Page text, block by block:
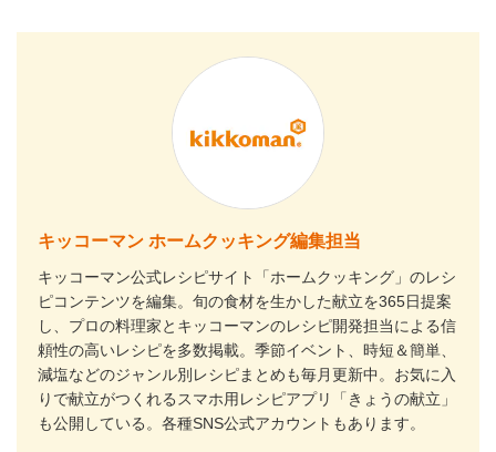
キッコーマン ホームクッキング編集担当
キッコーマン公式レシピサイト「ホームクッキング」のレシ
ピコンテンツを編集。旬の食材を生かした献立を365日提案
し、プロの料理家とキッコーマンのレシピ開発担当による信
頼性の高いレシピを多数掲載。季節イベント、時短＆簡単、
減塩などのジャンル別レシピまとめも毎月更新中。お気に入
りで献立がつくれるスマホ用レシピアプリ「きょうの献立」
も公開している。各種SNS公式アカウントもあります。